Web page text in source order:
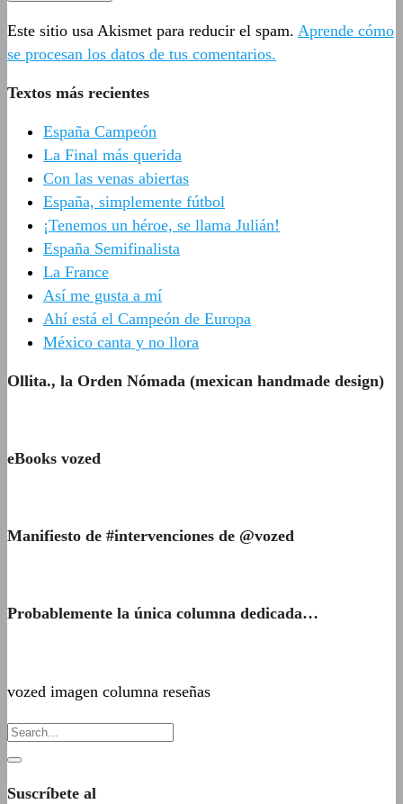
Este sitio usa Akismet para reducir el spam. Aprende cómo
se procesan los datos de tus comentarios.
Textos más recientes
España Campeón
La Final más querida
Con las venas abiertas
España, simplemente fútbol
¡Tenemos un héroe, se llama Julián!
España Semifinalista
La France
Así me gusta a mí
Ahí está el Campeón de Europa
México canta y no llora
Ollita., la Orden Nómada (mexican handmade design)
eBooks vozed
Manifiesto de #intervenciones de @vozed
Probablemente la única columna dedicada…
vozed imagen columna reseñas
Suscríbete al